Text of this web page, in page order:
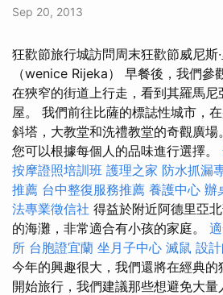
Sep 20, 2013
狂歡節旅行城訪問周末狂歡節威尼斯·
（wenice Rijeka） 早餐後，我們參
在狹窄的街道上行走，看到其羅馬
屋。 我們前往比薩的標誌性城市，
斜塔，大教堂和洗禮教堂的奇觀廣場
您可以根據每個人的品味進行選擇。
按摩證照培訓班 護理之家 防水抓漏
推薦 台中整復服務推薦 養護中心 辦
法專業徵信社 得益於附近阿德里亞
的海灘，非常適合有小孩的家庭。
所 台胞證宜蘭 坐月子中心 滅鼠 設
今年的興趣很大，我們還將在經典
開始旅行，我們建議那些想避免大量